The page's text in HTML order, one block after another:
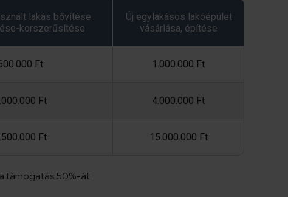
lakás bővítése
korszerűsítése
Új egylakásos lakóépület
vásárlása, építése
Ft 1.000.000 Ft
Ft 4.000.000 Ft
Ft 15.000.000 Ft
támogatás 50%-át.